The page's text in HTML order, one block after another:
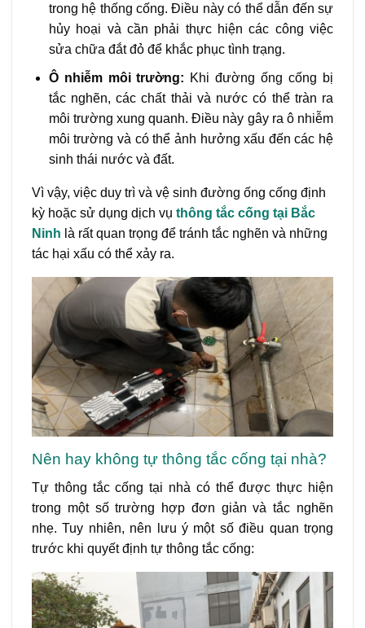
trong hệ thống cống. Điều này có thể dẫn đến sự
hủy hoại và cần phải thực hiện các công việc
sửa chữa đắt đỏ để khắc phục tình trạng.
Ô nhiễm môi trường: Khi đường ống cống bị
tắc nghẽn, các chất thải và nước có thể tràn ra
môi trường xung quanh. Điều này gây ra ô nhiễm
môi trường và có thể ảnh hưởng xấu đến các hệ
sinh thái nước và đất.
Vì vậy, việc duy trì và vệ sinh đường ống cống định
kỳ hoặc sử dụng dịch vụ thông tắc cống tại Bắc
Ninh là rất quan trọng để tránh tắc nghẽn và những
tác hại xấu có thể xảy ra.
Nên hay không tự thông tắc cống tại nhà?
Tự thông tắc cống tại nhà có thể được thực hiện
trong một số trường hợp đơn giản và tắc nghẽn
nhẹ. Tuy nhiên, nên lưu ý một số điều quan trọng
trước khi quyết định tự thông tắc cống: